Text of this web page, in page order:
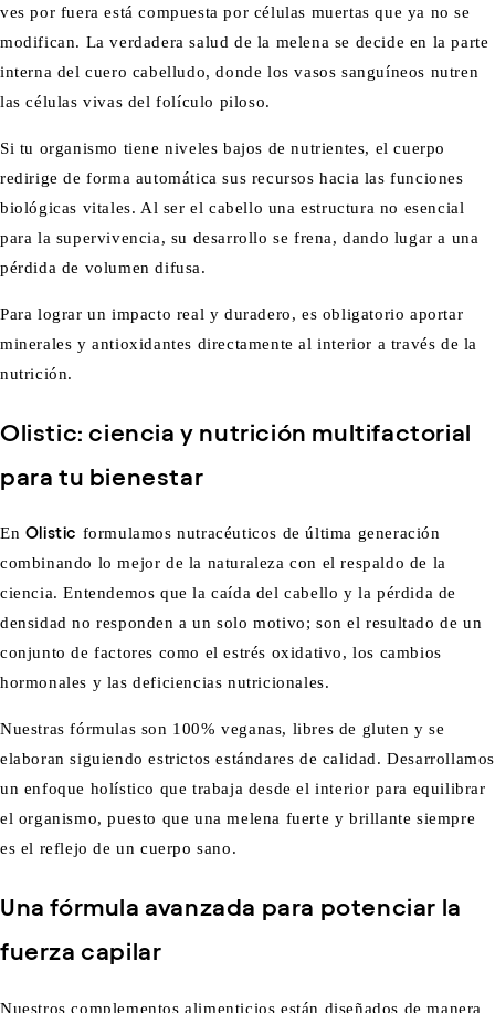
ves por fuera está compuesta por células muertas que ya no se
modifican. La verdadera salud de la melena se decide en la parte
interna del cuero cabelludo, donde los vasos sanguíneos nutren
las células vivas del folículo piloso.
Si tu organismo tiene niveles bajos de nutrientes, el cuerpo
redirige de forma automática sus recursos hacia las funciones
biológicas vitales. Al ser el cabello una estructura no esencial
para la supervivencia, su desarrollo se frena, dando lugar a una
pérdida de volumen difusa.
Para lograr un impacto real y duradero, es obligatorio aportar
minerales y antioxidantes directamente al interior a través de la
nutrición.
Olistic: ciencia y nutrición multifactorial
para tu bienestar
En Olistic formulamos nutracéuticos de última generación
combinando lo mejor de la naturaleza con el respaldo de la
ciencia. Entendemos que la caída del cabello y la pérdida de
densidad no responden a un solo motivo; son el resultado de un
conjunto de factores como el estrés oxidativo, los cambios
hormonales y las deficiencias nutricionales.
Nuestras fórmulas son 100% veganas, libres de gluten y se
elaboran siguiendo estrictos estándares de calidad. Desarrollamos
un enfoque holístico que trabaja desde el interior para equilibrar
el organismo, puesto que una melena fuerte y brillante siempre
es el reflejo de un cuerpo sano.
Una fórmula avanzada para potenciar la
fuerza capilar
Nuestros complementos alimenticios están diseñados de manera